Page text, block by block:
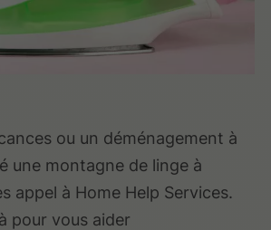
ou un déménagement à
une montagne de linge à
appel à Home Help Services.
pour vous aider